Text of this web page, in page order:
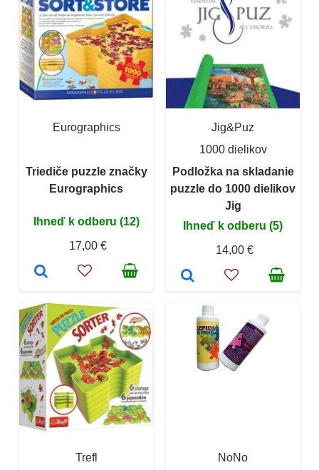
Eurographics
Triediče puzzle značky
Eurographics
Ihneď k odberu (12)
17,00 €
Jig&Puz
1000 dielikov
Podložka na skladanie
puzzle do 1000 dielikov
Jig
Ihneď k odberu (5)
14,00 €
Trefl NoNo